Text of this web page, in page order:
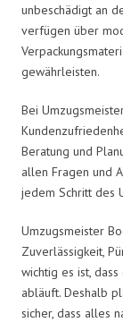
unbeschädigt an
verfügen über
gewährleisten.
Bei
Beratung und
allen Fragen und
jedem Schritt des
Umzugsmeister
Zuverlässigkeit,
wichtig es ist,
abläuft. Deshalb
sicher, dass alles